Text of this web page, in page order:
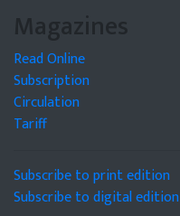
Magazines
Read Online
Subscription
Circulation
Tariff
Subscribe to print edition
Subscribe to digital edition